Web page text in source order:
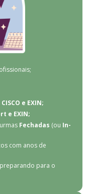
e EXIN;
e EXIN;
Fechadas (ou In-
com anos de
para o